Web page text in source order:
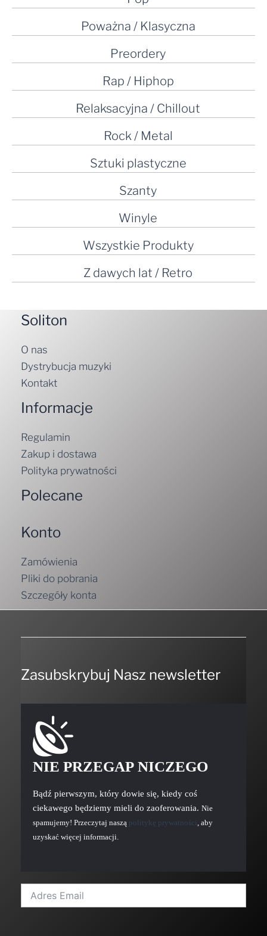
Poważna / Klasyczna
Preordery
Rap / Hiphop
Relaksacyjna / Chillout
Rock / Metal
Sztuki plastyczne
Szanty
Winyle
Wszystkie Produkty
Z dawych lat / Retro
Soliton
O nas
Dystrybucja muzyki
Kontakt
Informacje
Regulamin
Zakup i dostawa
Polityka prywatności
Polecane
Konto
Zamówienia
Pliki do pobrania
Szczegóły konta
Zasubskrybuj Nasz newsletter
NIE PRZEGAP NICZEGO
Bądź pierwszym, który dowie się, kiedy coś
ciekawego będziemy mieli do zaoferowania. Nie
spamujemy! Przeczytaj naszą politykę prywatności, aby
uzyskać więcej informacji.